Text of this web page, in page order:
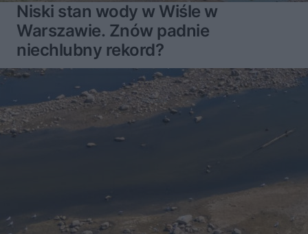
Niski stan wody w Wiśle w
Warszawie. Znów padnie
niechlubny rekord?